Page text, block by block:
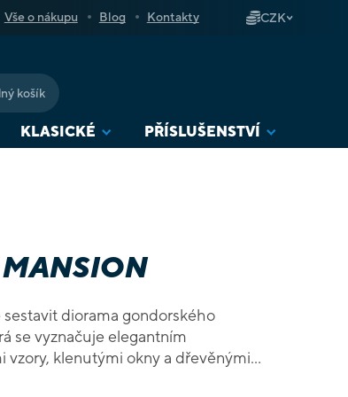
Vše o nákupu Blog Kontakty CZK
NÁKUPNÍ
KOŠÍK
košík
KLASICKÉ PŘÍSLUŠENSTVÍ
MANSION
diorama gondorského
se vyznačuje elegantním
klenutými okny a dřevěnými
vytváří 1 samostatnou budovy.